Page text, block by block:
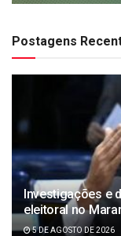
Postagens
Investigações e
eleitoral no
5 DE AGOSTO DE 2026